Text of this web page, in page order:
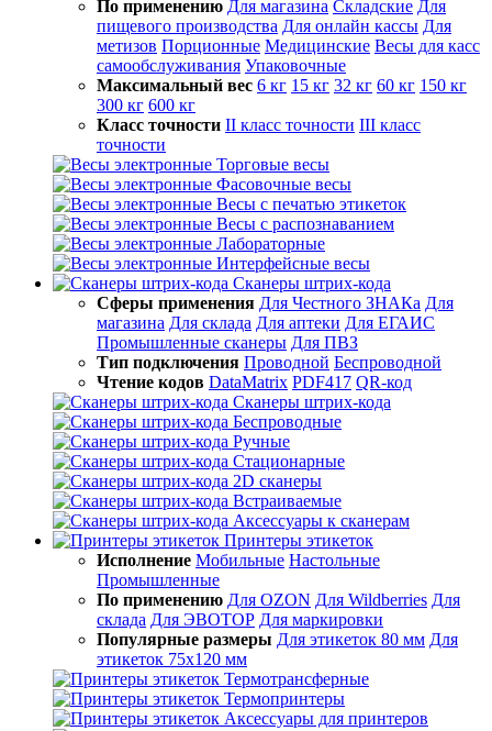
По применению Для магазина Складские Для
пищевого производства Для онлайн кассы Для
метизов Порционные Медицинские Весы для касс
самообслуживания Упаковочные
Максимальный вес 6 кг 15 кг 32 кг 60 кг 150 кг
300 кг 600 кг
Класс точности II класс точности III класс
точности
Торговые весы
Фасовочные весы
Весы с печатью этикеток
Весы с распознаванием
Лабораторные
Интерфейсные весы
Сканеры штрих-кода
Сферы применения Для Честного ЗНАКа Для
магазина Для склада Для аптеки Для ЕГАИС
Промышленные сканеры Для ПВЗ
Тип подключения Проводной Беспроводной
Чтение кодов DataMatrix PDF417 QR-код
Сканеры штрих-кода
Беспроводные
Ручные
Стационарные
2D сканеры
Встраиваемые
Аксессуары к сканерам
Принтеры этикеток
Исполнение Мобильные Настольные
Промышленные
По применению Для OZON Для Wildberries Для
склада Для ЭВОТОР Для маркировки
Популярные размеры Для этикеток 80 мм Для
этикеток 75х120 мм
Термотрансферные
Термопринтеры
Аксессуары для принтеров